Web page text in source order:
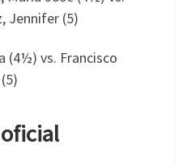
Jennifer (5)
(4½) vs. Francisco